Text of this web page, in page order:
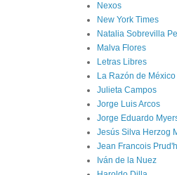
Nexos
New York Times
Natalia Sobrevilla
Malva Flores
Letras Libres
La Razón de México
Julieta Campos
Jorge Luis Arcos
Jorge Eduardo
Jesús Silva Herzog
Jean Francois
Iván de la Nuez